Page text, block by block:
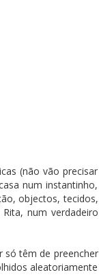
(não vão precisar
num instantinho,
objectos, tecidos,
num verdadeiro
só têm de preencher
aleatoriamente